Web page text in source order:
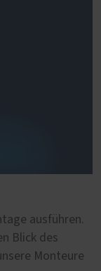
ausführen.
Blick des
Monteure